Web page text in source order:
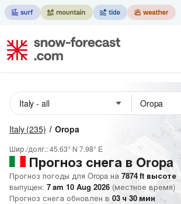
Italy (235) Oropa
Шир./долг.:45.63° N 7.98° E
Прогноз снега в Oropa
Прогноз погоды для Oropa на 7874ft высоте
выпущен: 7 am 10 Aug 2026 (местное время)
Прогноз снега обновлен в 03 ч 30 мин